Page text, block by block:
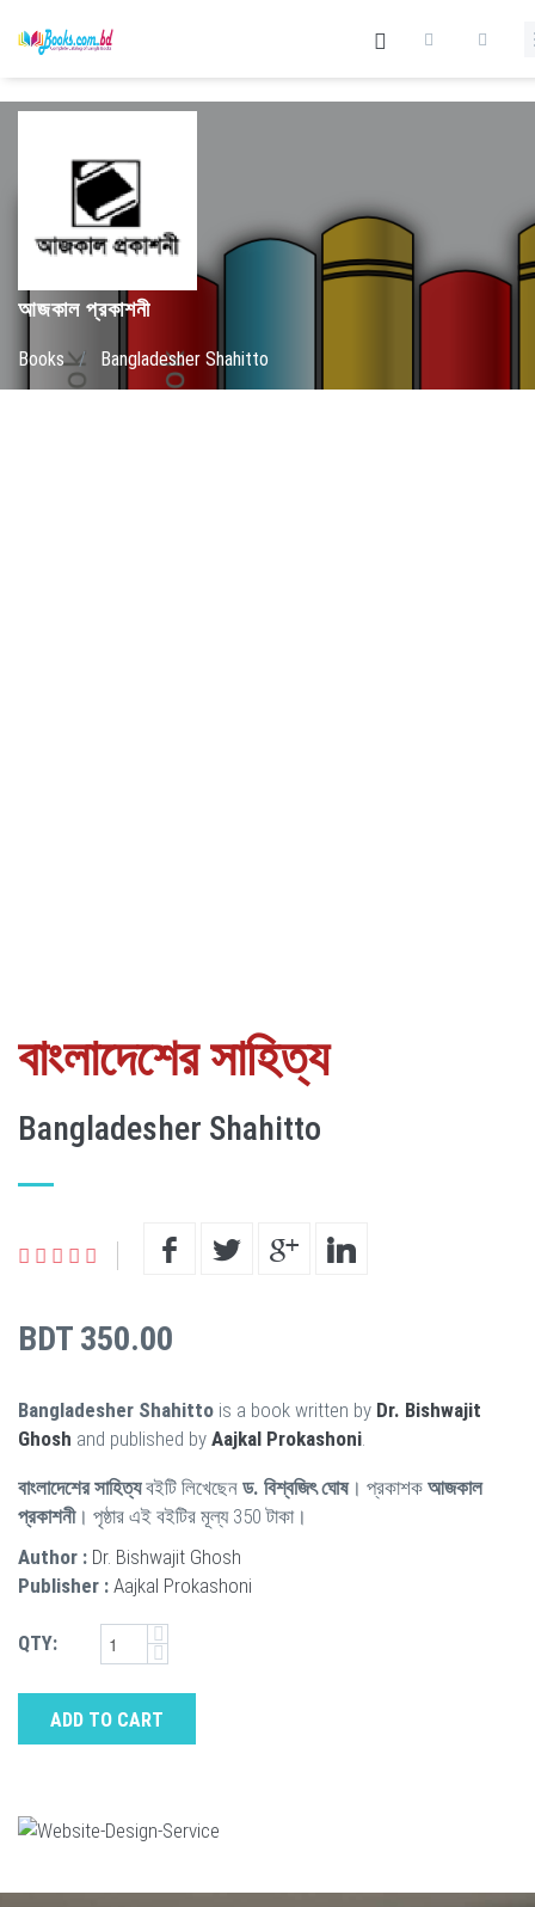
আজকাল প্রকাশনী
Books / Bangladesher Shahitto
বাংলাদেশের সাহিত্য
Bangladesher Shahitto
BDT 350.00
Bangladesher Shahitto is a book written by Dr. Bishwajit
Ghosh and published by Aajkal Prokashoni
বাংলাদেশের সাহিত্যবইটি লিখেছেন ড. বিশ্বজিৎ ঘোষ। প্রকাশক আজকাল
প্রকাশনী। পৃষ্ঠার এই বইটির মূল্য 350 টাকা।
Author : Dr. Bishwajit Ghosh
Publisher : Aajkal Prokashoni
QTY:
ADD TO CART